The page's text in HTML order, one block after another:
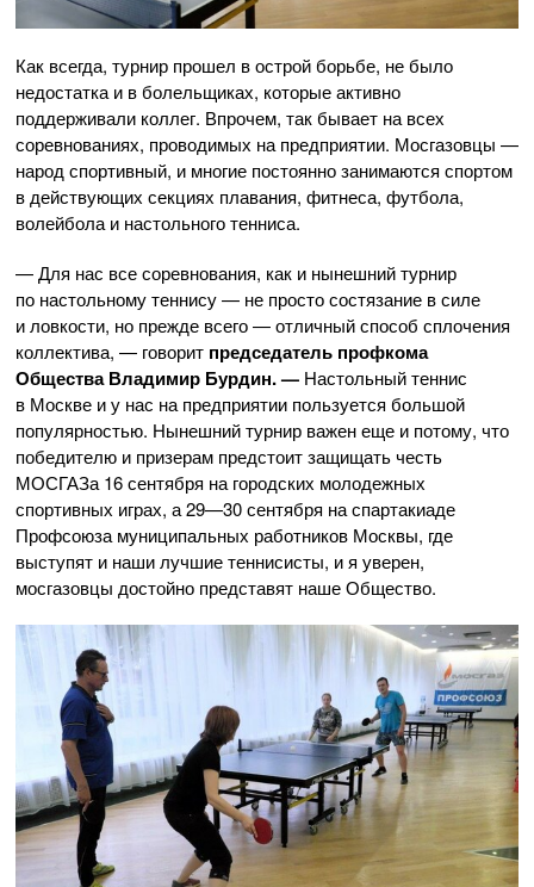
Как всегда, турнир прошел в острой борьбе, не было
недостатка и в болельщиках, которые активно
поддерживали коллег. Впрочем, так бывает на всех
соревнованиях, проводимых на предприятии. Мосгазовцы —
народ спортивный, и многие постоянно занимаются спортом
в действующих секциях плавания, фитнеса, футбола,
волейбола и настольного тенниса.
— Для нас все соревнования, как и нынешний турнир
по настольному теннису — не просто состязание в силе
и ловкости, но прежде всего — отличный способ сплочения
коллектива, — говорит председатель профкома
Общества Владимир Бурдин. — Настольный теннис
в Москве и у нас на предприятии пользуется большой
популярностью. Нынешний турнир важен еще и потому, что
победителю и призерам предстоит защищать честь
МОСГАЗа 16 сентября на городских молодежных
спортивных играх, а29—30 сентября на спартакиаде
Профсоюза муниципальных работников Москвы, где
выступят и наши лучшие теннисисты, и я уверен,
мосгазовцы достойно представят наше Общество.